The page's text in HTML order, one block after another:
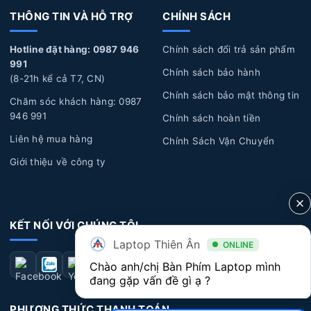
bong tróc, ẩm ướt, đổ nước, cà phê hoặc chất lỏng khác
chảy vào bàn phím, gây hỏng và không hoạt động đúng
cách.
Lỗi kỹ thuật:Một số lỗi kỹ thuật từ nhà sản xuất có
thể xuất hiện sau một thời gian sử dụng dài, dẫn đến các
vấn đề về bàn phím như: chạm phím, liệt phím, bong
tróc nút phím...
Dấu hiệu nhận biết Bàn Phím Laptop Lenovo bị
Một số phím không
nhận diện hoặc không hoạt động khi bạn bấm vào phím.
Điều này có thể xuất hiện ở một số phím cụ thể hoặc
toàn bộ bàn phím.
Bàn phím bị kẹt: Bàn phím bị kẹt khi gõ một phím
THÔNG TIN VÀ HỖ TRỢ
Hotline đặt hàng: 0987 946
991
(8-21h kể cả T7, CN)
Chăm sóc khách hàng: 0987
946 991
Liên hệ mua hàng
Giới thiệu về công ty
CHÍNH SÁCH
Chính sách đổi trả sản phẩm
Chính sách bảo hành
Chính sách bảo mật thông tin
Chính sách hoàn tiền
Chính Sách Vận Chuyển
KẾT NỐI VỚI CHÚNG TÔI
Laptop Thiên Ân ONLINE
Chào anh/chị Bàn Phím Laptop mình
đang gặp vấn đề gì ạ ?